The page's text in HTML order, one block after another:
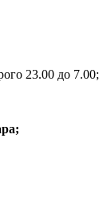
23.00 до 7.00;